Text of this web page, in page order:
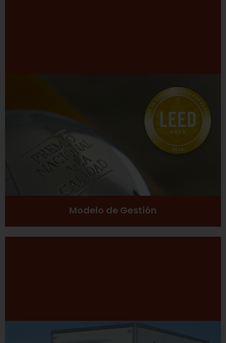
Modelo de Gestión
TASA ha adoptado el modelo que propone el Premio
Nacional a la Calidad.
Desarrollo Sustentable